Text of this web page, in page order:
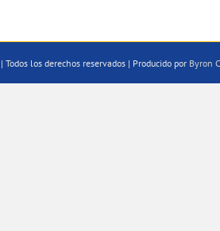
los derechos reservados | Producido por Byron